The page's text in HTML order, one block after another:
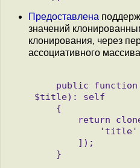
Предоставлена
значений
клонирования, через
ассоциативного
$title): self